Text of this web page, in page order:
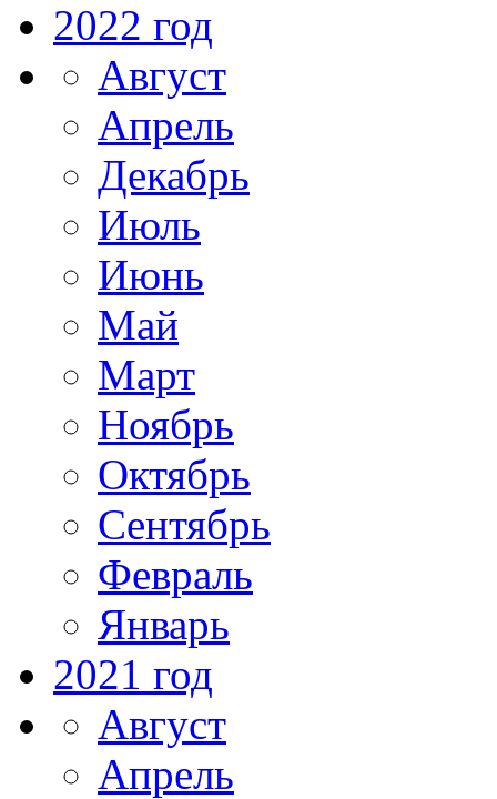
2022 год
Август
Апрель
Декабрь
Июль
Июнь
Май
Март
Ноябрь
Октябрь
Сентябрь
Февраль
Январь
2021 год
Август
Апрель